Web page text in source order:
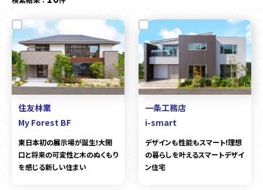
住友林業
My Forest BF
東日本初の展示場が誕生!大開
口と将来の可変性と木のぬくもり
を感じる新しい住まい
一条工務店
i-smart
デザインも性能もスマート!理想
の暮らしを叶えるスマートデザイ
ン住宅